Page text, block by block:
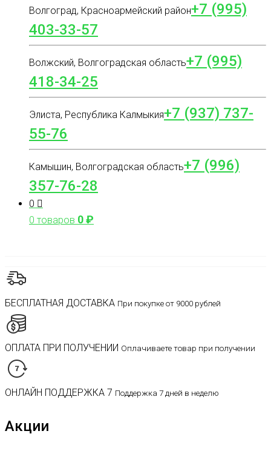
Волгоград, Красноармейский район+7 (995)
403-33-57
Волжский, Волгоградская область+7 (995)
418-34-25
Элиста, Республика Калмыкия+7 (937) 737-
55-76
Камышин, Волгоградская область+7 (996)
357-76-28
0
0 товаров 0₽
БЕСПЛАТНАЯ ДОСТАВКА При покупке от 9000 рублей
ОПЛАТА ПРИ ПОЛУЧЕНИИ Оплачиваете товар при получении
ОНЛАЙН ПОДДЕРЖКА 7 Поддержка 7 дней в неделю
Акции